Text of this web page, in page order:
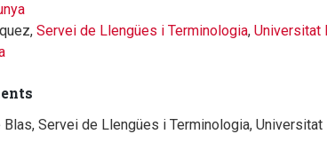
Servei de Llengües i Terminologia, Universitat
Blas, Servei de Llengües i Terminologia,